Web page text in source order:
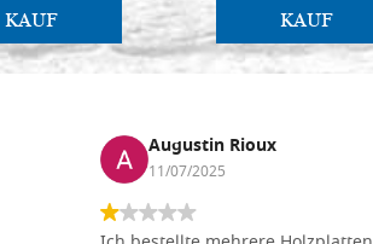
KAUF KAUF
Augustin Rioux
11/07/2025